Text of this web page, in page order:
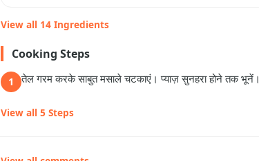
View all 14 Ingredients
Cooking Steps
1 तेल गरम करके साबुत मसाले चटकाएं। प्याज़ सुनहरा होने तक भूनें।
View all 5 Steps